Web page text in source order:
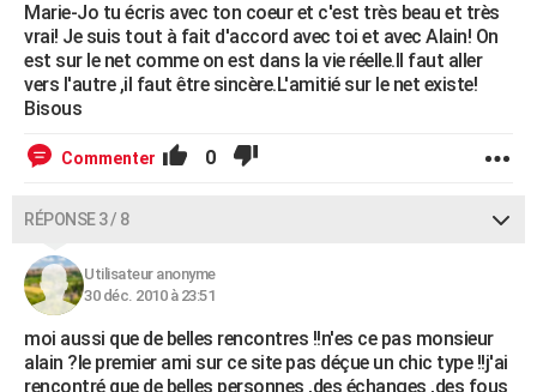
Marie-Jo tu écris avec ton coeur et c'est très beau et très
vrai! Je suis tout à fait d'accord avec toi et avec Alain! On
est sur le net comme on est dans la vie réelle.Il faut aller
vers l'autre ,il faut être sincère.L'amitié sur le net existe!
Bisous
Commenter 0
RÉPONSE 3 / 8
Utilisateur anonyme
30 déc. 2010 à 23:51
moi aussi que de belles rencontres !!n'es ce pas monsieur
alain ?le premier ami sur ce site pas déçue un chic type !!j'ai
rencontré que de belles personnes ,des échanges ,des fous